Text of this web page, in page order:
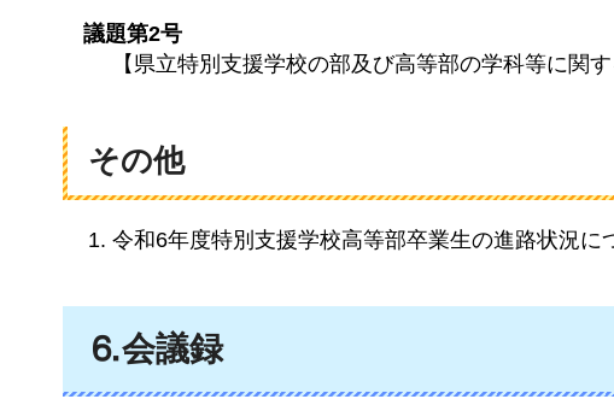
議題第2号
【県立特別支援学校の部及び高等部の学科等に関
その他
令和6年度特別支援学校高等部卒業生の進路状況に
⒍会議録